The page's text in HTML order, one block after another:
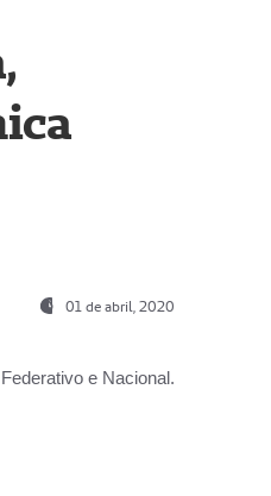
01 de abril, 2020
e Nacional.